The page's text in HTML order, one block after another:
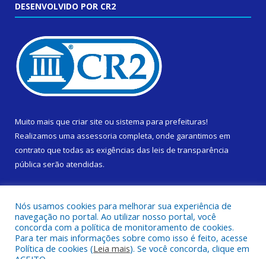
DESENVOLVIDO POR CR2
Muito mais que criar site ou sistema para prefeituras!
Realizamos uma assessoria completa, onde garantimos em
contrato que todas as exigências das leis de transparência
pública serão atendidas.
Todos os direitos reservados a Prefeitura Municipal de Cametá.
Nós usamos cookies para melhorar sua experiência de
navegação no portal. Ao utilizar nosso portal, você
concorda com a política de monitoramento de cookies.
Para ter mais informações sobre como isso é feito, acesse
Política de cookies (Leia mais). Se você concorda, clique em